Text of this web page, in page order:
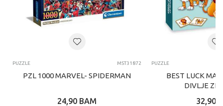
PUZZLE MST31872
PZL 1000 MARVEL- SPIDERMAN
24,90 BAM
PUZZLE
BEST LUCK
DIVLJE
32,90